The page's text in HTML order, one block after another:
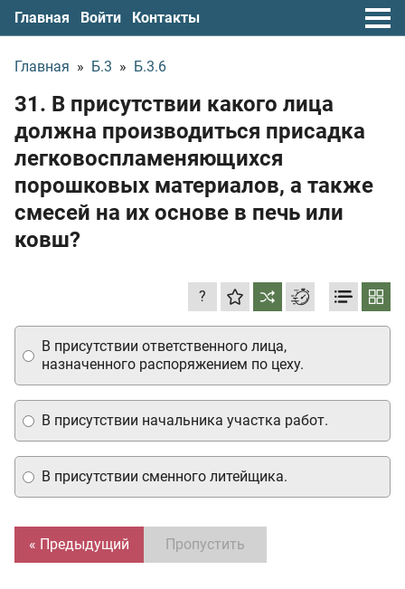
Главная Войти Контакты
Главная » Б.3 » Б.3.6
31. В присутствии какого лица
должна производиться присадка
легковоспламеняющихся
порошковых материалов, а также
смесей на их основе в печь или
ковш?
?
В присутствии сменного литейщика.
В присутствии ответственного лица,
назначенного распоряжением по цеху.
В присутствии начальника участка работ.
« Предыдущий Пропустить